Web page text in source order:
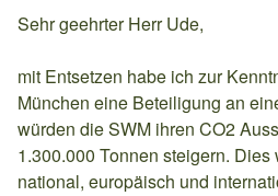
Sehr geehrter Herr Ude,
mit Entsetzen habe ich zur
München eine Beteiligung an
würden die SWM ihren CO2
1.300.000 Tonnen steigern.
national, europäisch und